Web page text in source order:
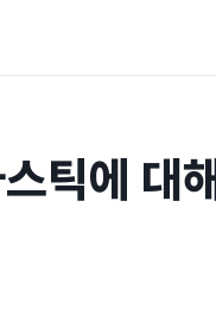
틱에 대해